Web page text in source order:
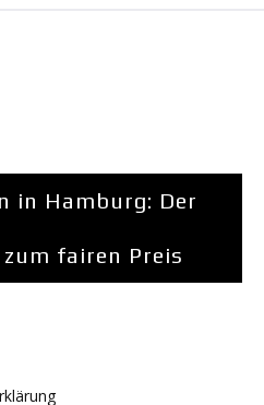
in Hamburg: Der
zum fairen Preis